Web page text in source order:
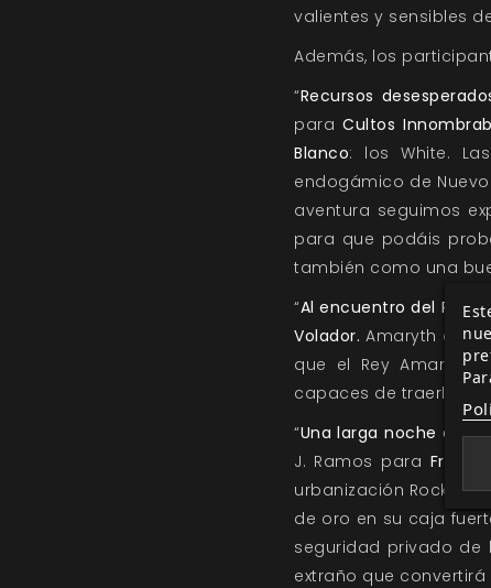
valientes y sensibles
Además, los
“Recursos
paraCultos
Blanco: los White.
endogámico de
aventura seguimos
para que podáis
también como una
“Al encuentro del Rey
Volador. Amaryth es
que el Rey Amarillo
capaces de traerle de
“Una larga noche en
J. Ramos para
urbanización Rock
de oro en su caja
seguridad privado de
extraño que